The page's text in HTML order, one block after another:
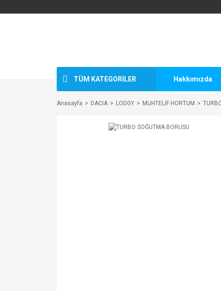
TÜM KATEGORİLER Hakkımızda
Anasayfa DACIA LODGY MUHTELİF HORTUM